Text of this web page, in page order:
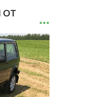
ОТ
...